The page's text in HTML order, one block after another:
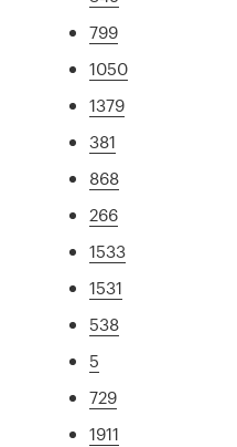
799
1050
1379
381
868
266
1533
1531
538
5
729
1911